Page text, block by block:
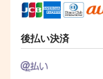
PLAMAX Artistic arr
ange アニス・ファー
ム応援本
MADE IN ANICE
鳥華族
3,144円（税込）
後払い決済